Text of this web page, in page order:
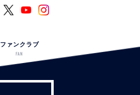
ファンクラブ
FAN